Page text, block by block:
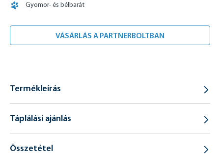
Gyomor- és bélbarát
VÁSÁRLÁS A PARTNERBOLTBAN
Termékleírás
Táplálási ajánlás
Összetétel